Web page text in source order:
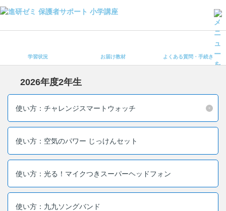
よくある質問・手続き
会員ページへログイン
よくある質問・お問い合わせ
お問い合わせ窓口
学習状況 お届け教材 よくある質問・手続き
2026年度2年生
使い方：チャレンジスマートウォッチ
使い方：空気のパワー じっけんセット
使い方：光る！マイクつきスーパーヘッドフォン
使い方：九九ソングバンド